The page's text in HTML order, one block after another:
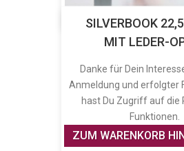
SILVERBOOK
MIT LEDER-
Danke für Dein
Anmeldung und erfolgter
hast Du Zugriff auf die
Funktionen.
ZUM WARENKORB